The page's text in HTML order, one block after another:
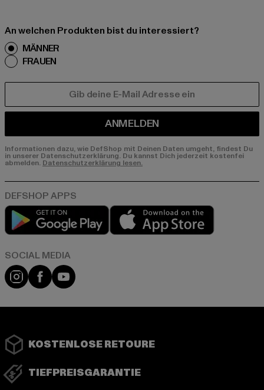
An welchen Produkten bist du interessiert?
MÄNNER
FRAUEN
ANMELDEN
Informationen dazu, wie DefShop mit Deinen Daten umgeht, findest Du
in unserer Datenschutzerklärung. Du kannst Dich jederzeit kostenfei
abmelden. Datenschutzerklärung lesen.
Play market
Instagram
FacebookYouTube
KOSTENLOSE RETOURE
TIEFPREISGARANTIE